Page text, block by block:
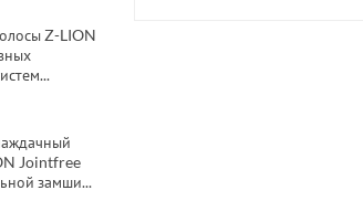
Z-LION
Jointfree
замши...